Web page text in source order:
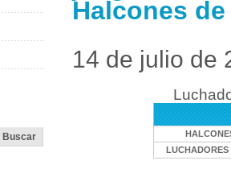
Halcones
14 de julio de
LUCHADORES